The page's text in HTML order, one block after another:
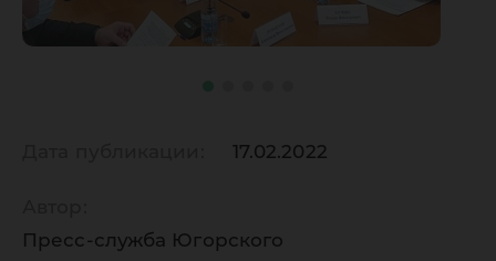
17.02.2022
Пресс-служба Югорского